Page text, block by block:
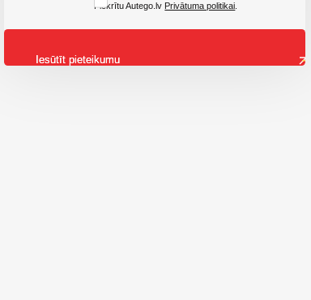
Piekrītu Autego.lv Privātuma politikai